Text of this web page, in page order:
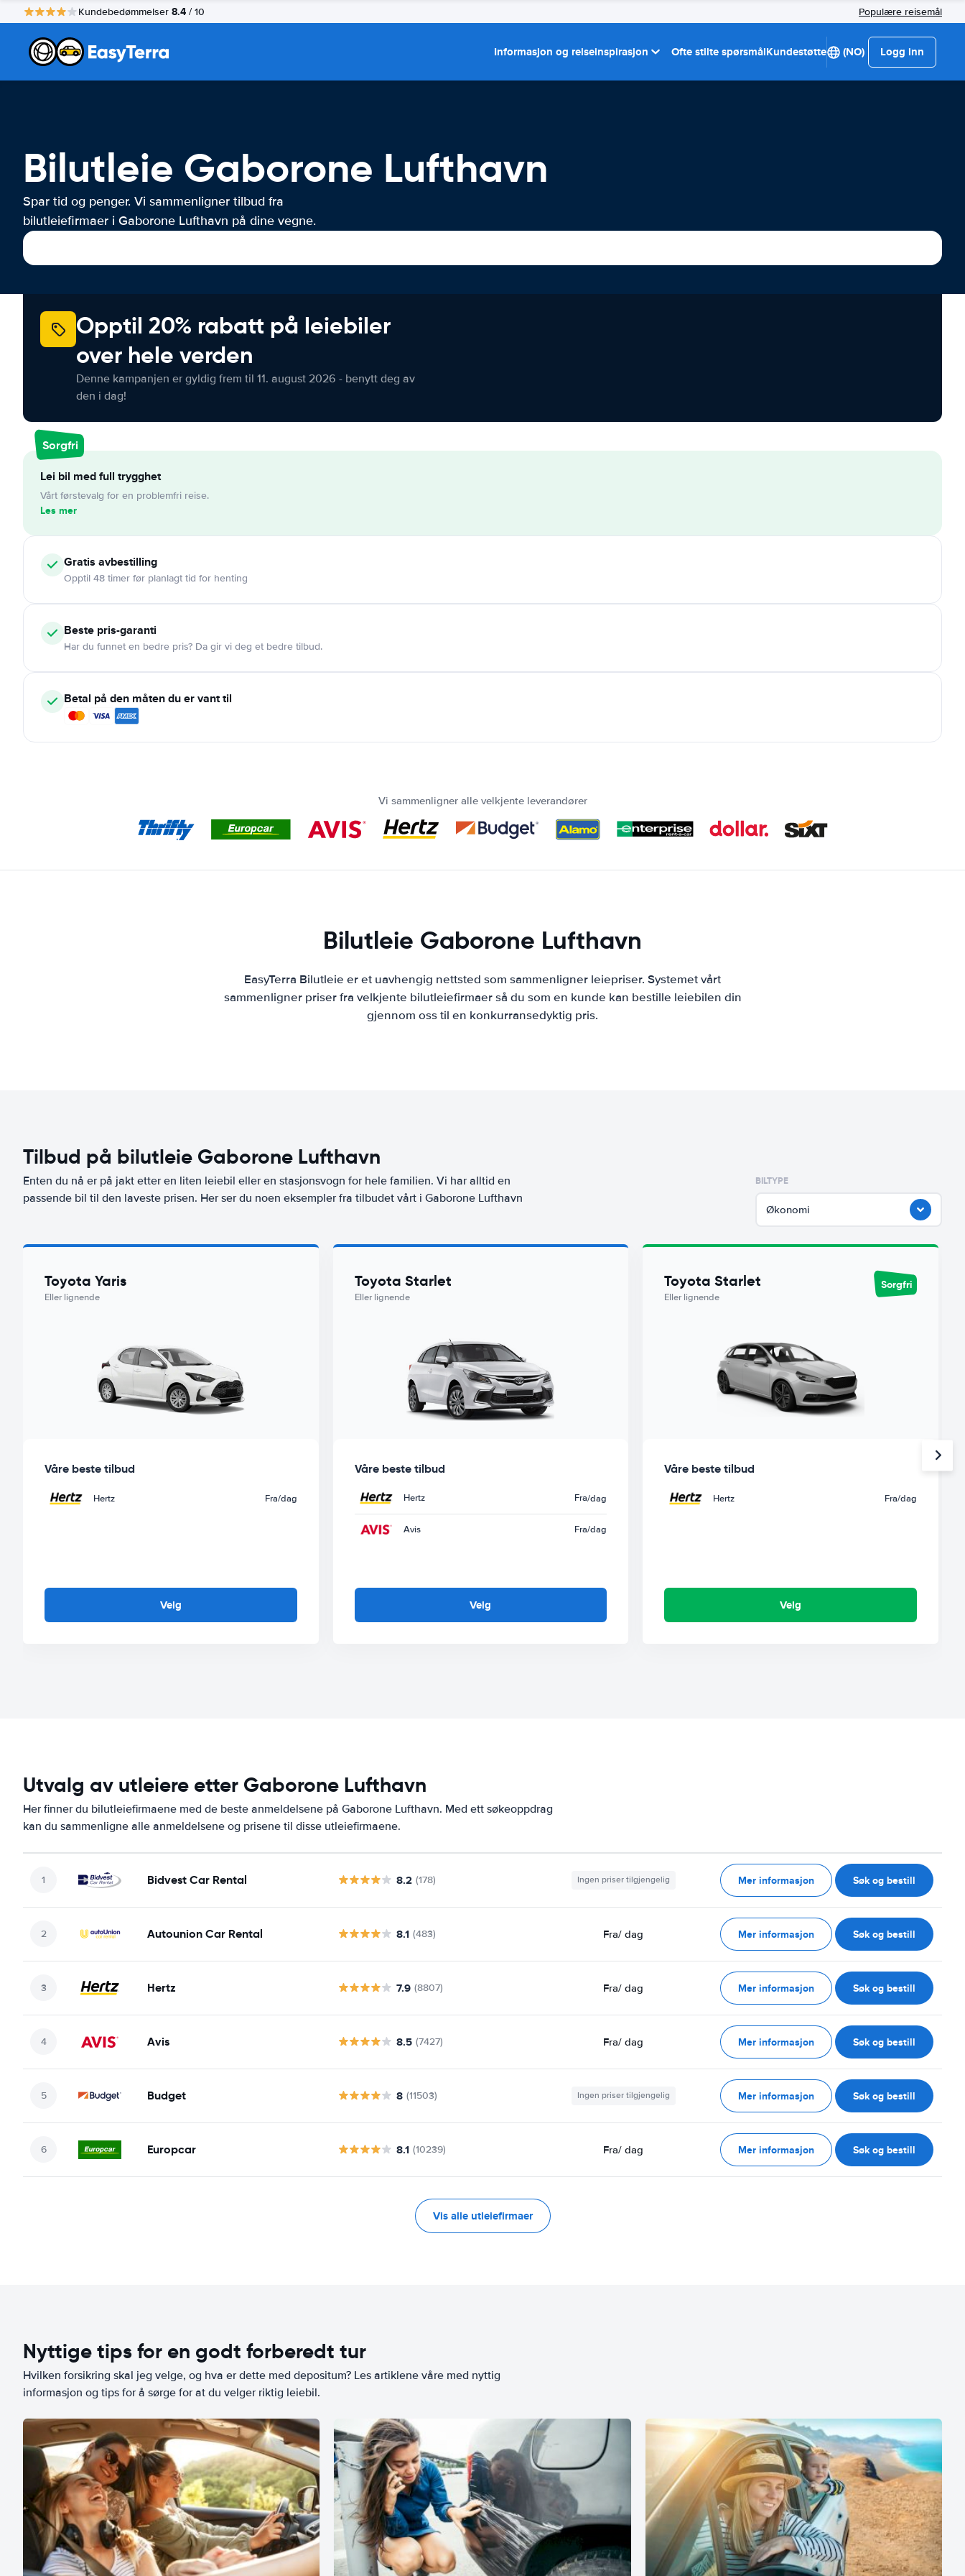
Kundebedømmelser 8.4 / 10 Populære reisemål
Informasjon og reiseinspirasjon Ofte stilte spørsmålKundestøtte (NO) Logg inn
Bilutleie Gaborone Lufthavn
Spar tid og penger. Vi sammenligner tilbud fra
bilutleiefirmaer i Gaborone Lufthavn på dine vegne.
Opptil 20% rabatt på leiebiler
over hele verden
Denne kampanjen er gyldig frem til 11. august 2026 - benytt deg av
den i dag!
Sorgfri
Lei bil med full trygghet
Vårt førstevalg for en problemfri reise.
Les mer
Gratis avbestilling
Opptil 48 timer før planlagt tid for henting
Beste pris-garanti
Har du funnet en bedre pris? Da gir vi deg et bedre tilbud.
Betal på den måten du er vant til
Vi sammenligner alle velkjente leverandører
Bilutleie Gaborone Lufthavn
EasyTerra Bilutleie er et uavhengig nettsted som sammenligner leiepriser. Systemet vårt
sammenligner priser fra velkjente bilutleiefirmaer så du som en kunde kan bestille leiebilen din
gjennom oss til en konkurransedyktig pris.
Tilbud på bilutleie Gaborone Lufthavn
Enten du nå er på jakt etter en liten leiebil eller en stasjonsvogn for hele familien. Vi har alltid en
passende bil til den laveste prisen. Her ser du noen eksempler fra tilbudet vårt i Gaborone Lufthavn
BILTYPE
Økonomi
Toyota Yaris
Eller lignende
Våre beste tilbud
Hertz Fra/dag
Velg
Toyota Starlet
Eller lignende
Våre beste tilbud
Hertz Fra/dag
Avis Fra/dag
Velg
Toyota Starlet
Eller lignende
Sorgfri
Våre beste tilbud
Hertz Fra/dag
Velg
Utvalg av utleiere etter Gaborone Lufthavn
Her finner du bilutleiefirmaene med de beste anmeldelsene på Gaborone Lufthavn. Med ett søkeoppdrag
kan du sammenligne alle anmeldelsene og prisene til disse utleiefirmaene.
Bidvest Car Rental 8.2 (178) Ingen priser tilgjengelig Mer informasjon Søk og bestill
Autounion Car Rental 8.1 (483) Fra/ dag Mer informasjon Søk og bestill
Hertz 7.9 (8807) Fra/ dag Mer informasjon Søk og bestill
Avis 8.5 (7427) Fra/ dag Mer informasjon Søk og bestill
Budget 8 (11503) Ingen priser tilgjengelig Mer informasjon Søk og bestill
Europcar 8.1 (10239) Fra/ dag Mer informasjon Søk og bestill
Vis alle utleiefirmaer
Nyttige tips for en godt forberedt tur
Hvilken forsikring skal jeg velge, og hva er dette med depositum? Les artiklene våre med nyttig
informasjon og tips for å sørge for at du velger riktig leiebil.